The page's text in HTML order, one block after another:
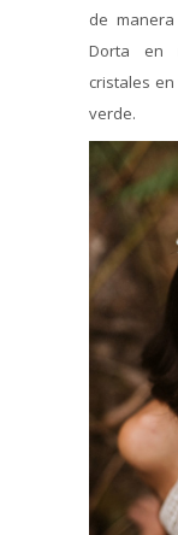
de
Dorta en
cristales
verde.